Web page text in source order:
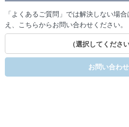
「よくあるご質問」では解決しない場
え、こちらからお問い合わせください。
（選択してください
お問い合わせ